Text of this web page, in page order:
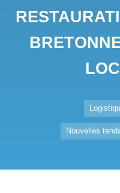
Nouvelles